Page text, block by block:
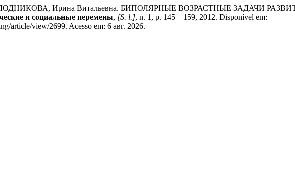
Ирина Витальевна. БИПОЛЯРНЫЕ ВОЗРАСТНЫЕ ЗАДАЧИ
и социальные перемены, [S. l.], n. 1, p. 145—159, 2012. Disponível em:
article/view/2699. Acesso em: 6 авг. 2026.